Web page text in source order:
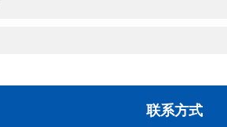
联系方式